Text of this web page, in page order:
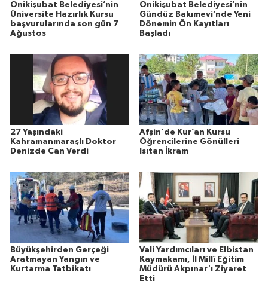
Onikişubat Belediyesi’nin
Üniversite Hazırlık Kursu
başvurularında son gün 7
Ağustos
Onikişubat Belediyesi’nin
Gündüz Bakımevi’nde Yeni
Dönemin Ön Kayıtları
Başladı
27 Yaşındaki
Kahramanmaraşlı Doktor
Denizde Can Verdi
Afşin'de Kur’an Kursu
Öğrencilerine Gönülleri
Isıtan İkram
Büyükşehirden Gerçeği
Aratmayan Yangın ve
Kurtarma Tatbikatı
Vali Yardımcıları ve Elbistan
Kaymakamı, İl Millî Eğitim
Müdürü Akpınar'ı Ziyaret
Etti